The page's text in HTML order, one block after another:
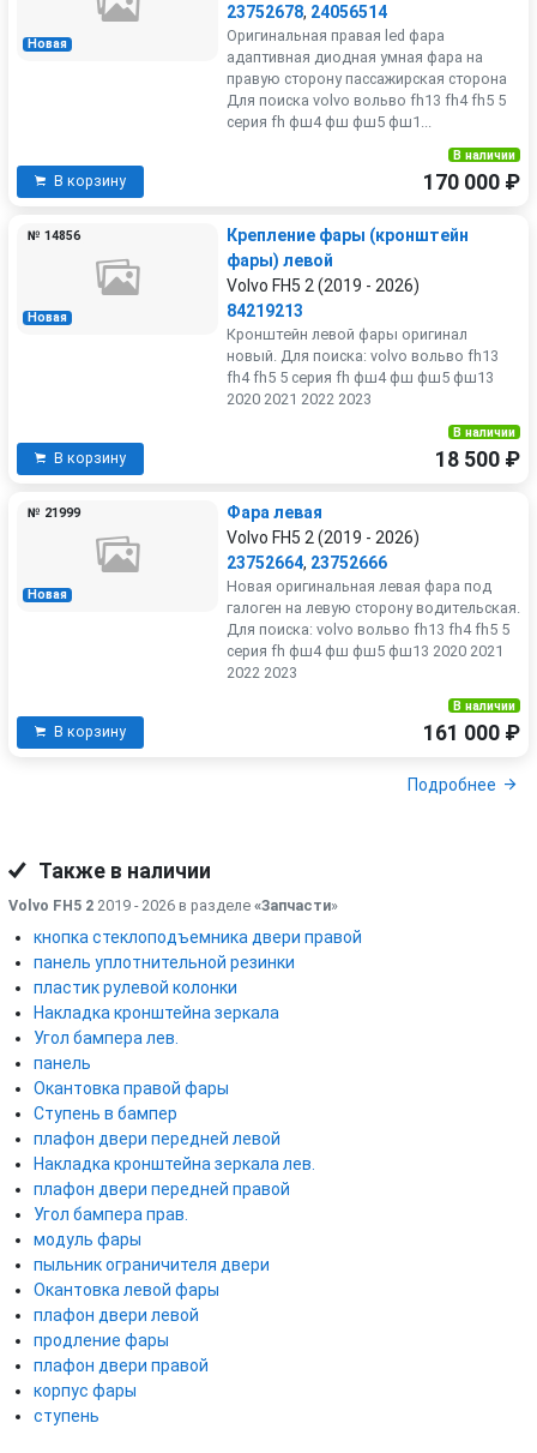
Новая
23752678, 24056514
Оригинальная правая led фара
адаптивная диодная умная фара на
правую сторону пассажирская сторона
Для поиска volvo вольво fh13 fh4 fh5 5
серия fh фш4 фш фш5 фш1...
В корзину
В наличии
170 000 ₽
Новая
№ 14856
Крепление фары (кронштейн
фары) левой
Volvo FH5 2 (2019 - 2026)
84219213
Кронштейн левой фары оригинал
новый. Для поиска: volvo вольво fh13
fh4 fh5 5 серия fh фш4 фш фш5 фш13
2020 2021 2022 2023
В корзину
В наличии
18 500 ₽
Новая
№ 21999
Фара левая
Volvo FH5 2 (2019 - 2026)
23752664, 23752666
Новая оригинальная левая фара под
галоген на левую сторону водительская.
Для поиска: volvo вольво fh13 fh4 fh5 5
серия fh фш4 фш фш5 фш13 2020 2021
2022 2023
В корзину
В наличии
161 000 ₽
Подробнее
Также в наличии
Volvo FH5 2 2019 - 2026 в разделе «Запчасти»
кнопка стеклоподъемника двери правой
панель уплотнительной резинки
пластик рулевой колонки
Накладка кронштейна зеркала
Угол бампера лев.
панель
Окантовка правой фары
Ступень в бампер
плафон двери передней левой
Накладка кронштейна зеркала лев.
плафон двери передней правой
Угол бампера прав.
модуль фары
пыльник ограничителя двери
Окантовка левой фары
плафон двери левой
продление фары
плафон двери правой
корпус фары
ступень